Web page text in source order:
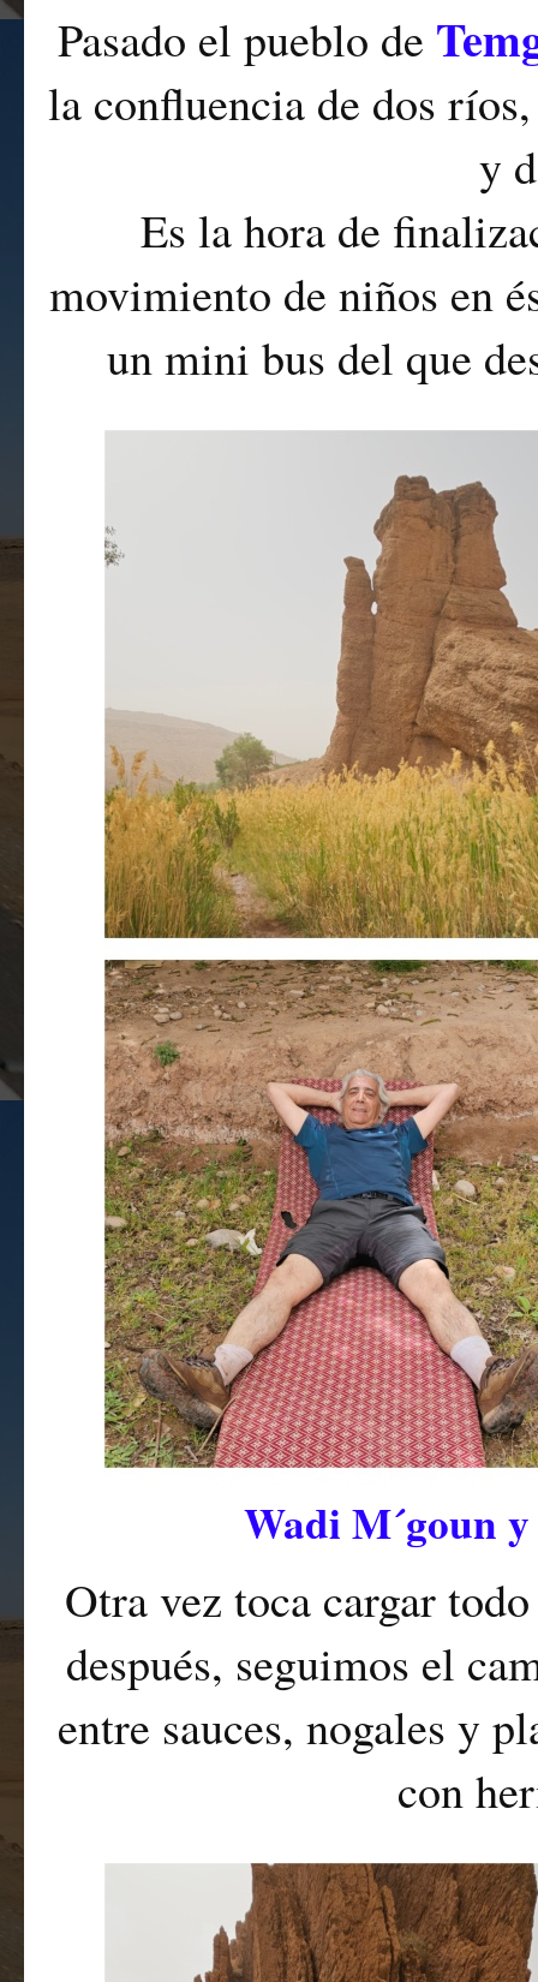
Pasado el pueblo de
la confluencia de dos
y
Es la hora de
movimiento de niños en
un mini bus del que
Wadi M´goun
Otra vez toca cargar
después, seguimos el
entre sauces, nogales y
con